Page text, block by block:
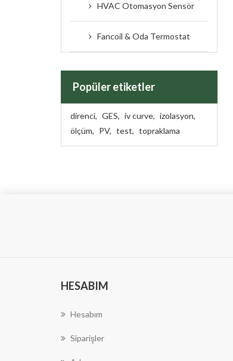
HVAC Otomasyon Sensör
Fancoil & Oda Termostat
Popüler etiketler
direnci, GES, iv curve, izolasyon,
ölçüm, PV, test, topraklama
HESABIM
Hesabım
Siparişler